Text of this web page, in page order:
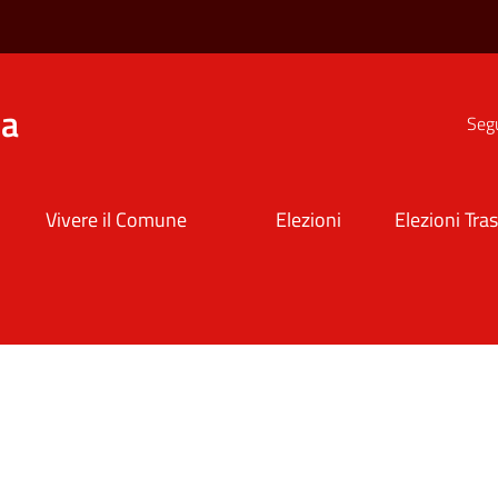
Vivere il Comune Elezioni Elezioni